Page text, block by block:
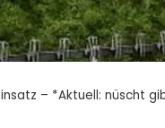
– *Aktuell: nüscht